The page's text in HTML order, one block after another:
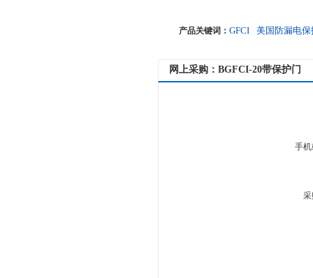
产品关键词： GFCI 美国防漏电
网上采购：BGFCI-20带保护门
手
采